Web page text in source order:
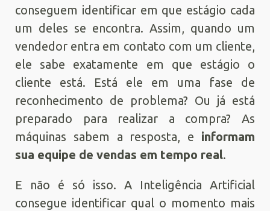
conseguem identificar em que estágio cada
um deles se encontra. Assim, quando um
vendedor entra em contato com um cliente,
ele sabe exatamente em que estágio o
cliente está. Está ele em uma fase de
reconhecimento de problema? Ou já está
preparado para realizar a compra? As
máquinas sabem a resposta, e informam
sua equipe de vendas em tempo real.
E não é só isso. A Inteligência Artificial
consegue identificar qual o momento mais